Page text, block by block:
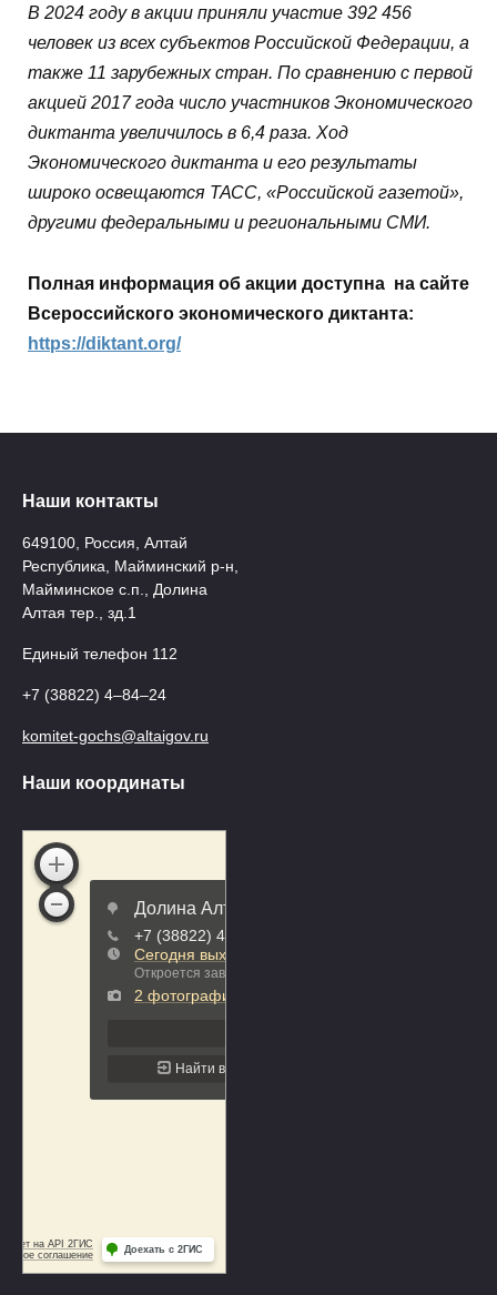
В 2024 году в акции приняли участие 392 456
человек из всех субъектов Российской Федерации, а
также 11 зарубежных стран. По сравнению с первой
акцией 2017 года число участников Экономического
диктанта увеличилось в 6,4 раза. Ход
Экономического диктанта и его результаты
широко освещаются ТАСС, «Российской газетой»,
другими федеральными и региональными СМИ.
Полная информация об акции доступна на сайте
Всероссийского экономического диктанта:
https://diktant.org/
Наши контакты
649100, Россия, Алтай
Республика, Майминский р-н,
Майминское с.п., Долина
Алтая тер., зд.1
Единый телефон 112
+7 (38822) 4‒84‒24
komitet-gochs@altaigov.ru
Наши координаты